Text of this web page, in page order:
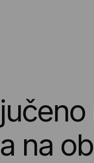
jučeno
a na ob